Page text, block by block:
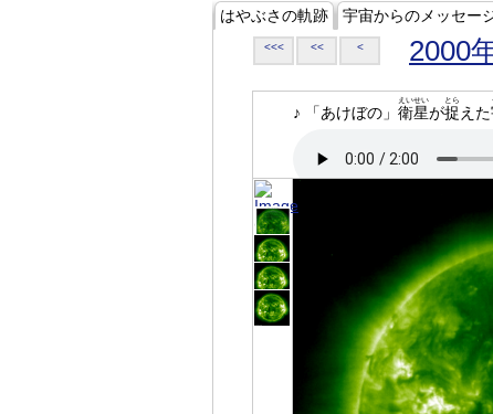
はやぶさの軌跡 宇宙からのメッセー
<<< << < 2000
♪ 「あけぼの」 衛星
えいせい
が捉
とら
えた